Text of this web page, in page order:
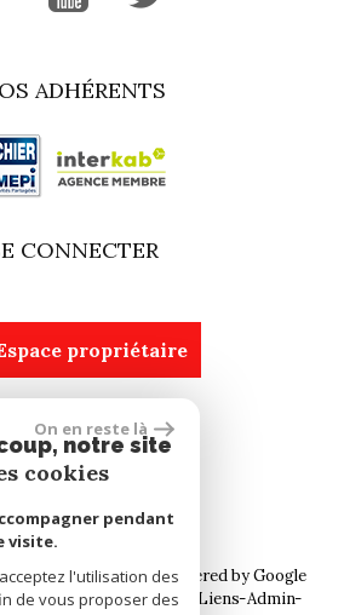
ADHÉRENTS
CONNECTER
espace propriétaire
site réalisé par
| Traduction powered by Google
légales Nos honoraires Liens Admin
On en reste là
notre site
cookies
pendant
visite.
l'utilisation des
de vous proposer des